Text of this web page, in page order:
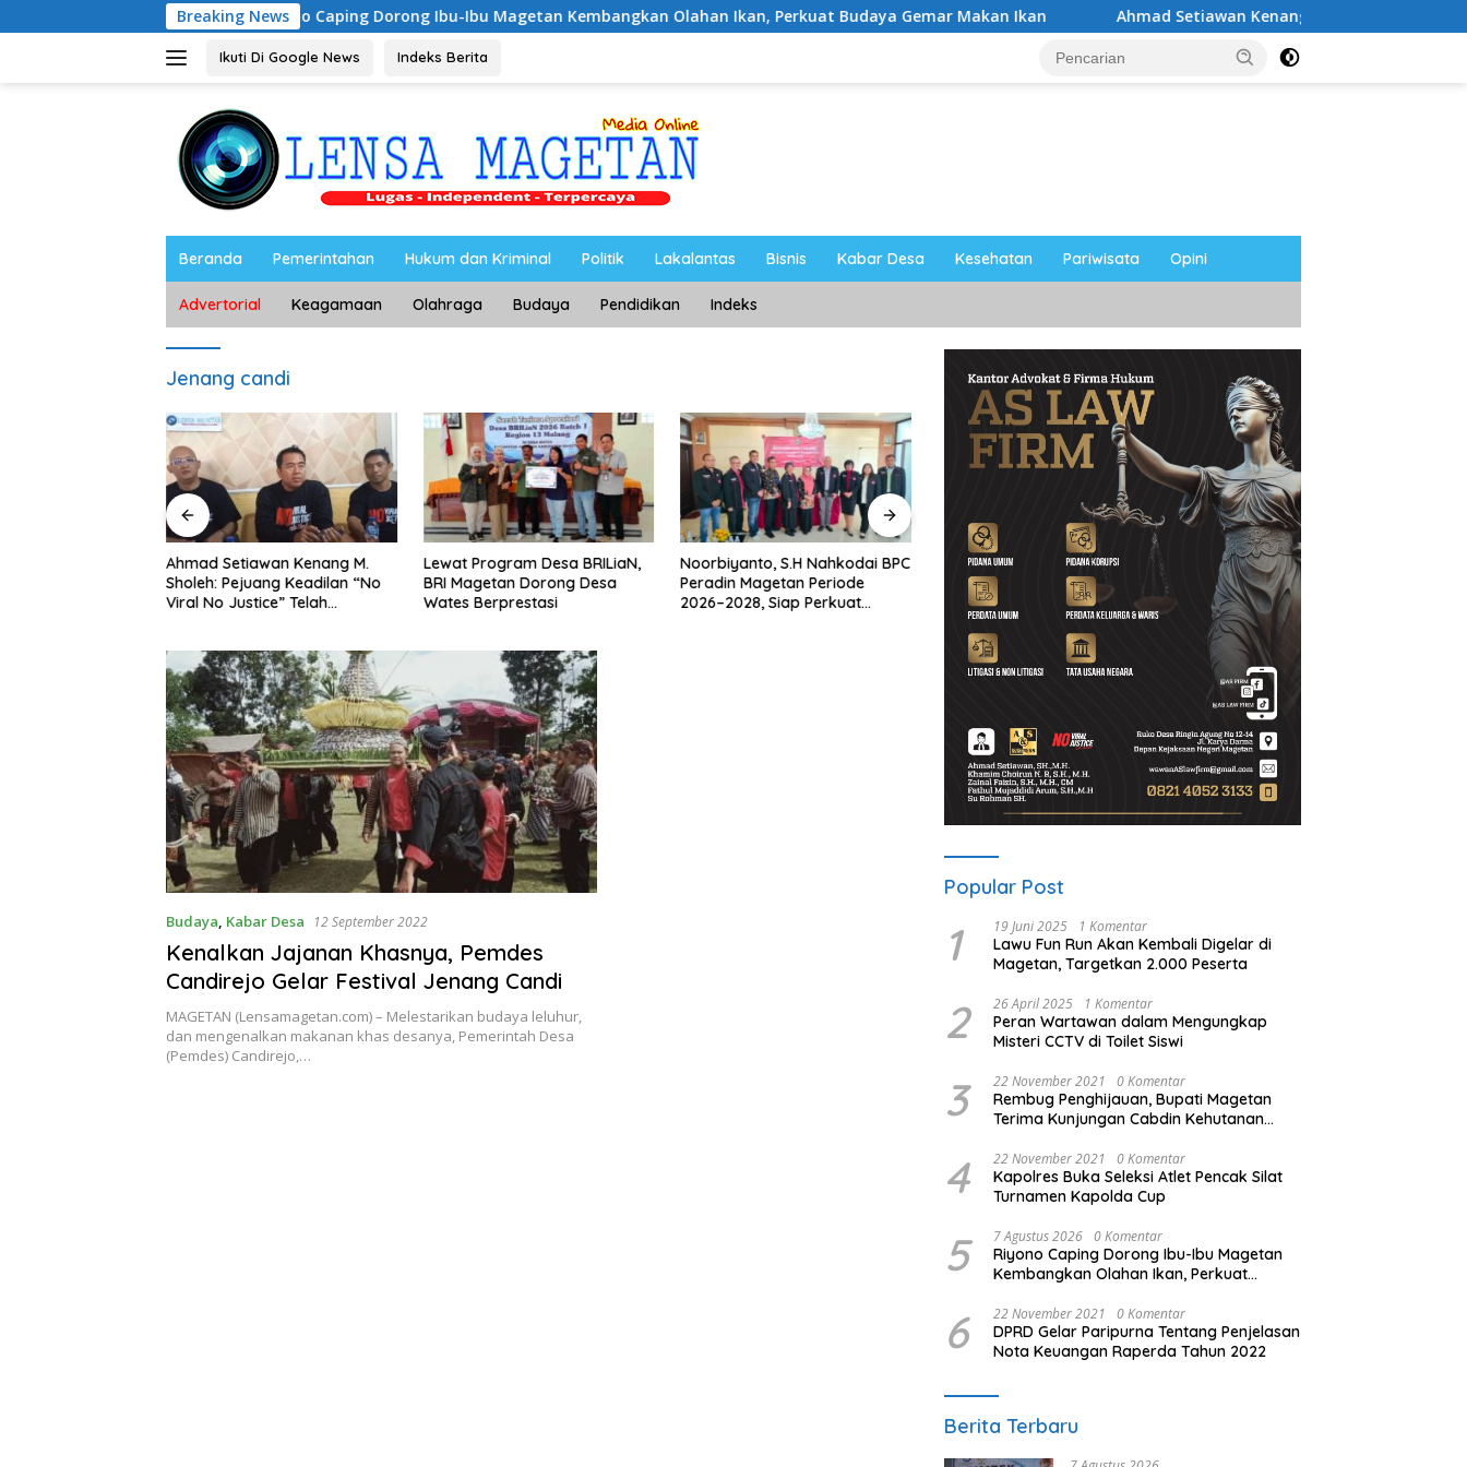
ke
Breaking News
Riyono Caping Dorong Ibu-Ibu Magetan Kembangkan Olahan Ikan, Perkuat Budaya Gemar Makan Ikan Ahmad Setiawan Kenang M. Sholeh: Pejuang Keadilan “No
Ikuti Di Google News Indeks Berita
Beranda Pemerintahan Hukum dan Kriminal Politik Lakalantas Bisnis Kabar Desa Kesehatan Pariwisata Opini
Advertorial Keagamaan Olahraga Budaya Pendidikan Indeks
Jenang candi
Ahmad Setiawan Kenang M.
Sholeh: Pejuang Keadilan “No
Viral No Justice” Telah
Lewat Program Desa BRILiaN,
BRI Magetan Dorong Desa
Wates Berprestasi
Noorbiyanto, S.H Nahkodai BPC
Peradin Magetan Periode
2026–2028, Siap Perkuat
UNESA Gelar ICAPSTURE 2026
di Magetan, Dorong Inovasi
untuk Masa Depan
Berkelanjutan
Ketua PWI Magetan: OKK
Penting untuk Mencetak
Wartawan Profesional,
Berintegritas dan Terpercaya
Budaya, Kabar Desa 12 September 2022
Kenalkan Jajanan Khasnya, Pemdes
Candirejo Gelar Festival Jenang Candi
MAGETAN (Lensamagetan.com) – Melestarikan budaya leluhur,
dan mengenalkan makanan khas desanya, Pemerintah Desa
(Pemdes) Candirejo,…
Popular Post
1 19 Juni 2025 1 Komentar
Lawu Fun Run Akan Kembali Digelar di
Magetan, Targetkan 2.000 Peserta
2 26 April 2025 1 Komentar
Peran Wartawan dalam Mengungkap
Misteri CCTV di Toilet Siswi
3 22 November 2021 0 Komentar
Rembug Penghijauan, Bupati Magetan
Terima Kunjungan Cabdin Kehutanan
4 22 November 2021 0 Komentar
Kapolres Buka Seleksi Atlet Pencak Silat
Turnamen Kapolda Cup
5 7 Agustus 2026 0 Komentar
Riyono Caping Dorong Ibu-Ibu Magetan
Kembangkan Olahan Ikan, Perkuat
6 22 November 2021 0 Komentar
DPRD Gelar Paripurna Tentang Penjelasan
Nota Keuangan Raperda Tahun 2022
Berita Terbaru